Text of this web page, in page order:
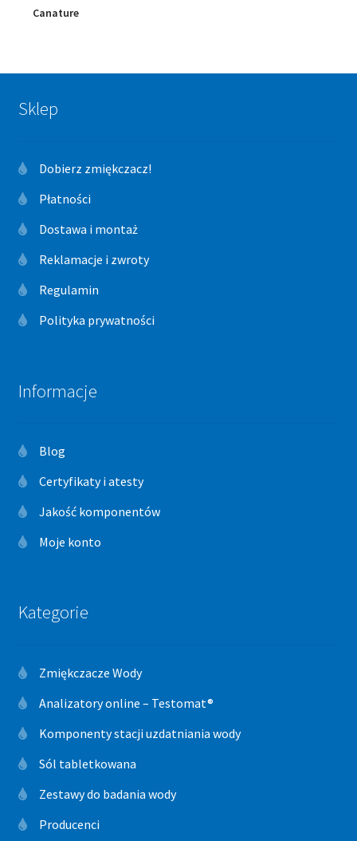
Canature
Sklep
Dobierz zmiękczacz!
Płatności
Dostawa i montaż
Reklamacje i zwroty
Regulamin
Polityka prywatności
Informacje
Blog
Certyfikaty i atesty
Jakość komponentów
Moje konto
Kategorie
Zmiękczacze Wody
Analizatory online – Testomat®
Komponenty stacji uzdatniania wody
Sól tabletkowana
Zestawy do badania wody
Producenci